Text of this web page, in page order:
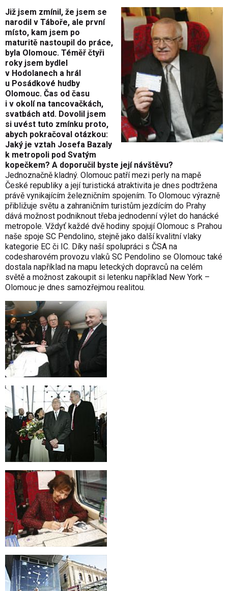
Již jsem zmínil, že jsem se
narodil v Táboře, ale první
místo, kam jsem po
maturitě nastoupil do práce,
byla Olomouc. Téměř čtyři
roky jsem bydlel
v Hodolanech a hrál
u Posádkové hudby
Olomouc. Čas od času
i v okolí na tancovačkách,
svatbách atd. Dovolil jsem
si uvést tuto zmínku proto,
abych pokračoval otázkou:
Jaký je vztah Josefa Bazaly
k metropoli pod Svatým
kopečkem? A doporučil byste její návštěvu?
Jednoznačně kladný. Olomouc patří mezi perly na mapě
České republiky a její turistická atraktivita je dnes podtržena
právě vynikajícím železničním spojením. To Olomouc výrazně
přibližuje světu a zahraničním turistům jezdícím do Prahy
dává možnost podniknout třeba jednodenní výlet do hanácké
metropole. Vždyť každé dvě hodiny spojují Olomouc s Prahou
naše spoje SC Pendolino, stejně jako další kvalitní vlaky
kategorie EC či IC. Díky naší spolupráci s ČSA na
codesharovém provozu vlaků SC Pendolino se Olomouc také
dostala například na mapu leteckých dopravců na celém
světě a možnost zakoupit si letenku například New York –
Olomouc je dnes samozřejmou realitou.